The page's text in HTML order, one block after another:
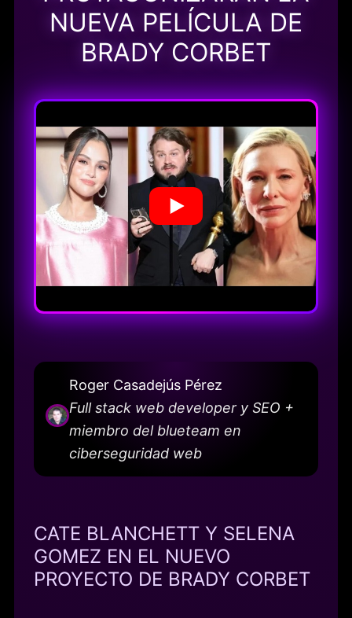
NUEVA PELÍCULA DE
BRADY CORBET
Roger Casadejús Pérez
Full stack web developer y SEO +
miembro del blueteam en
ciberseguridad web
CATE BLANCHETT Y SELENA
GOMEZ EN EL NUEVO
PROYECTO DE BRADY CORBET